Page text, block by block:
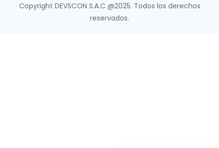
Copyright DEVSCON S.A.C @2025. Todos los derechos
reservados.